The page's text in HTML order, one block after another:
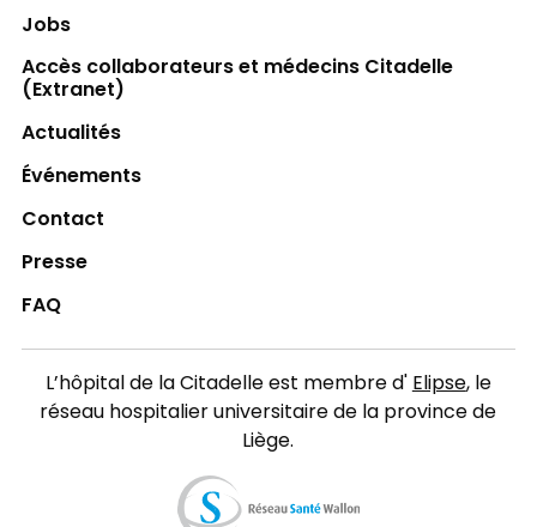
Jobs
Accès collaborateurs et médecins Citadelle
(Extranet)
Actualités
Événements
Contact
Presse
FAQ
L’hôpital de la Citadelle est membre d'Elipse, le
réseau hospitalier universitaire de la province de
Liège.